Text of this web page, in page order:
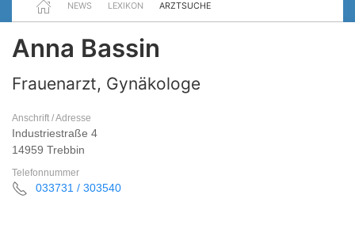
NEWS LEXIKON ARZTSUCHE
Anna Bassin
Frauenarzt, Gynäkologe
Anschrift / Adresse
Industriestraße 4
14959 Trebbin
Telefonnummer
033731 / 303540